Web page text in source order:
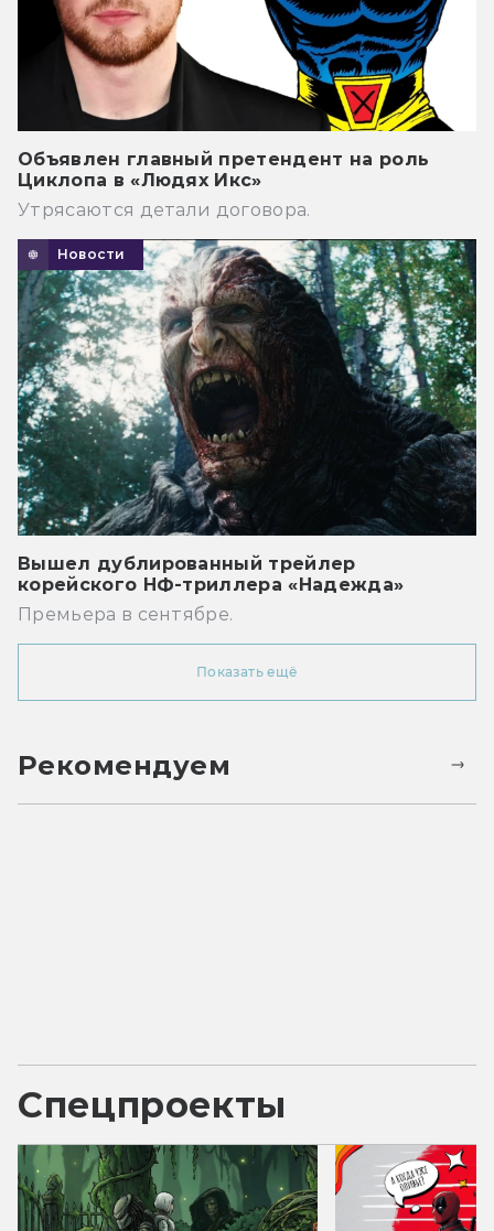
Объявлен главный претендент на роль
Циклопа в «Людях Икс»
Утрясаются детали договора.
Новости
Вышел дублированный трейлер
корейского НФ-триллера «Надежда»
Премьера в сентябре.
Показать ещё
Рекомендуем
Спецпроекты